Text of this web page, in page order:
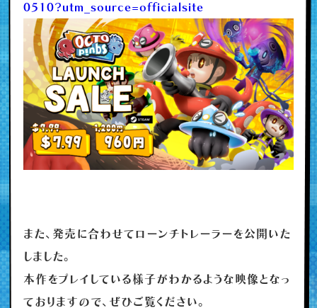
0510?utm_source=officialsite
また、発売に合わせてローンチトレーラーを公開いた
しました。
本作をプレイしている様子がわかるような映像となっ
ておりますので、ぜひご覧ください。